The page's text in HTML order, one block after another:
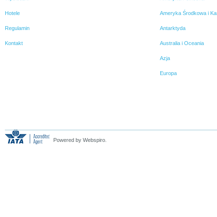
Hotele
Regulamin
Kontakt
Ameryka Środkowa i
Antarktyda
Australia i Oceania
Azja
Europa
Powered by Webspiro.